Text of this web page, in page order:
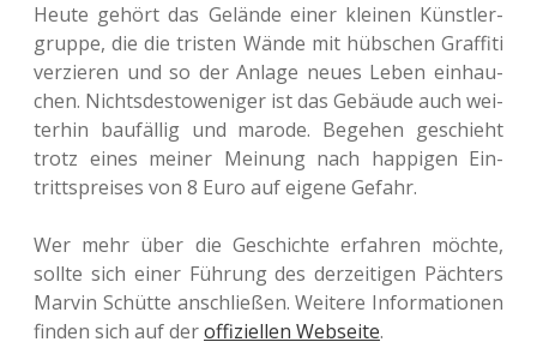
Heute gehört das Gelän­de einer klei­nen Künst­ler­
grup­pe, die die tris­ten Wände mit hüb­schen Graf­fi­ti
ver­zie­ren und so der Anlage neues Leben ein­hau­
chen. Nichts­des­to­we­ni­ger ist das Gebäu­de auch wei­
ter­hin bau­fäl­lig und marode. Bege­hen geschieht
trotz eines meiner Mei­nung nach hap­pi­gen Ein­
tritts­prei­ses von 8 Euro auf eigene Gefahr.
Wer mehr über die Geschich­te erfah­ren möchte,
sollte sich einer Füh­rung des der­zei­ti­gen Päch­ters
Marvin Schüt­te anschlie­ßen. Wei­te­re Infor­ma­tio­nen
finden sich auf deroffi­zi­el­len Web­sei­te.